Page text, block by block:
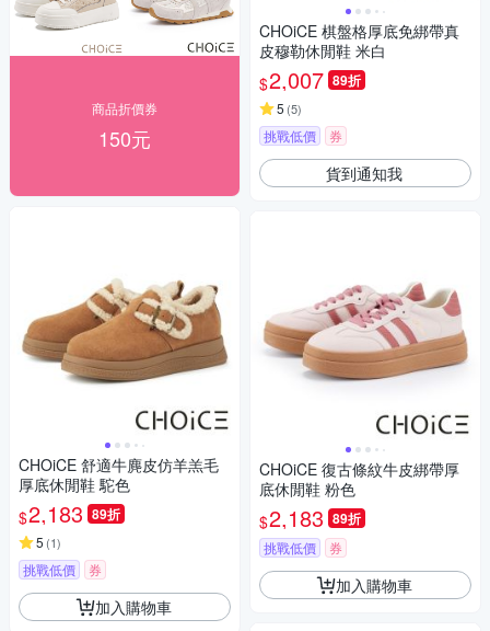
商品折價券
150元
CHOiCE 舒適牛麂皮仿羊羔毛
厚底休閒鞋 駝色
$2,183 89折
5 (1)
挑戰低價 券
加入購物車
CHOiCE 棋盤格厚底免綁帶真
皮穆勒休閒鞋 米白
$2,007 89折
5 (5)
挑戰低價 券
貨到通知我
CHOiCE 復古條紋牛皮綁帶厚
底休閒鞋 粉色
$2,183 89折
挑戰低價 券
加入購物車